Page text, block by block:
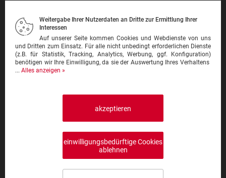
Mexikanisch
Nationalgericht
Orientalisch
Pasta
Weitergabe Ihrer Nutzerdaten an Dritte zur Ermittlung Ihrer
Interessen
Auf unserer Seite kommen Cookies und Webdienste von uns
und Dritten zum Einsatz. Für alle nicht unbedingt erforderlichen Dienste
(z.B. für Statistik, Tracking, Analytics, Werbung, ggf. Konfiguration)
benötigen wir Ihre Einwilligung, da sie der Auswertung Ihres Verhaltens
... Alles anzeigen »
akzeptieren
einwilligungsbedürftige Cookies
ablehnen